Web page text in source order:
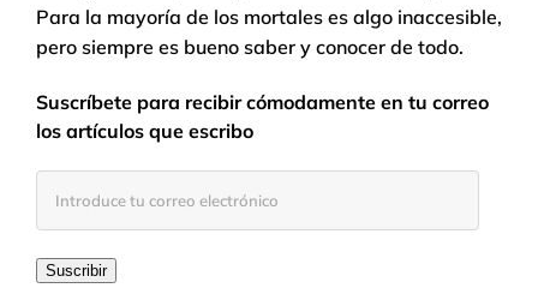
Para la mayoría de los mortales es algo inaccesible,
pero siempre es bueno saber y conocer de todo.
Suscríbete para recibir cómodamente en tu correo
los artículos que escribo
electrónico
Suscribir